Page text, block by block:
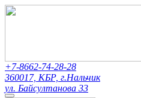
+7-8662-74-28-28
360017, КБР, г.Нальчик
ул. Байсултанова 33